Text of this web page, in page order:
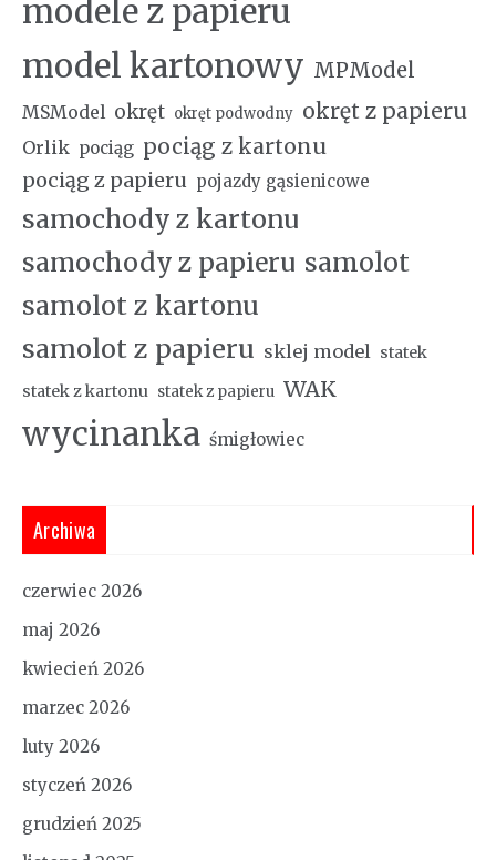
modele z papieru
model kartonowy MPModel
MSModel okręt okręt podwodny okręt z papieru
Orlik pociąg pociąg z kartonu
pociąg z papieru pojazdy gąsienicowe
samochody z kartonu
samochody z papieru samolot
samolot z kartonu
samolot z papieru sklej model
statek
statek z kartonu statek z papieru WAK
wycinanka śmigłowiec
Archiwa
czerwiec 2026
maj 2026
kwiecień 2026
marzec 2026
luty 2026
styczeń 2026
grudzień 2025